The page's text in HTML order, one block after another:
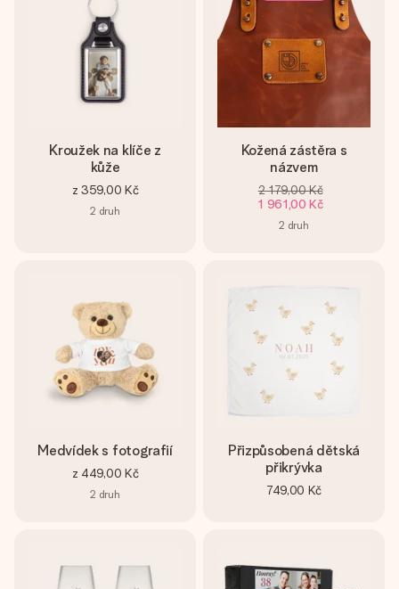
Kroužek na klíče z
kůže
z 359,00 Kč
2 druh
Kožená zástěra s
názvem
2 179,00 Kč
1 961,00 Kč
2 druh
Medvídek s fotografií
z 449,00 Kč
2 druh
Přizpůsobená dětská
přikrývka
749,00 Kč